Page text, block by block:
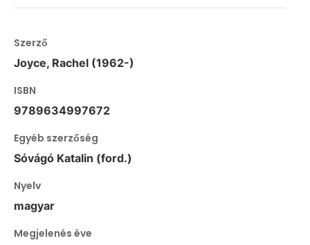
Szerző
Joyce, Rachel (1962-)
ISBN
9789634997672
Egyéb szerzőség
Sóvágó Katalin (ford.)
Nyelv
magyar
Megjelenés éve